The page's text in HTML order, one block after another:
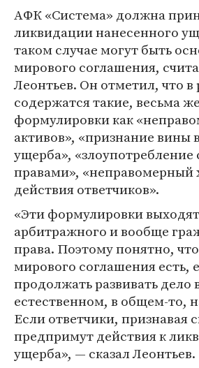
АФК «Система» должна
ликвидации нанесенного
таком случае могут быть
мирового соглашения,
Леонтьев. Он отметил, что
содержатся такие, весьма
формулировки как
активов», «признание вины
ущерба»,
правами», «неправомерный
действия ответчиков».
«Эти формулировки
арбитражного и вообще
права. Поэтому понятно,
мирового соглашения есть,
продолжать развивать дело
естественном, в общем-то,
Если ответчики, признавая
предпримут действия к
ущерба», — сказал Леонтьев.